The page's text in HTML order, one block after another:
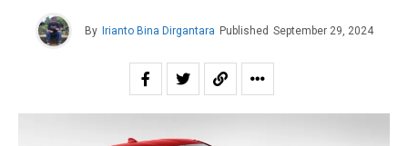
By Irianto Bina Dirgantara Published September 29, 2024